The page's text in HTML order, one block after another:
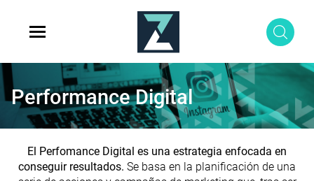
Performance Digital
El Perfomance Digital es una estrategia enfocada en
conseguir resultados. Se basa en la planificación de una